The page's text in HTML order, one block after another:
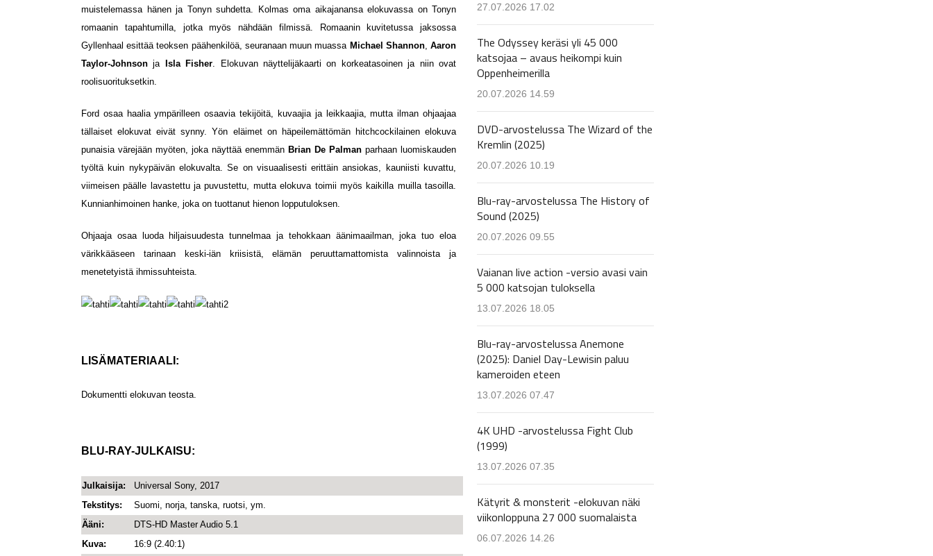
muistelemassa hänen ja Tonyn suhdetta. Kolmas oma aikajanansa elokuvassa on Tonyn
romaanin tapahtumilla, jotka myös nähdään filmissä. Romaanin kuvitetussa jaksossa
Gyllenhaal esittää teoksen päähenkilöä, seuranaan muun muassa Michael Shannon,Aaron
Taylor-Johnson ja Isla Fisher. Elokuvan näyttelijäkaarti on korkeatasoinen ja niin ovat
roolisuorituksetkin.
Ford osaa haalia ympärilleen osaavia tekijöitä, kuvaajia ja leikkaajia, mutta ilman ohjaajaa
tällaiset elokuvat eivät synny. Yön eläimet on häpeilemättömän hitchcockilainen elokuva
punaisia värejään myöten, joka näyttää enemmän Brian De Palman parhaan luomiskauden
työltä kuin nykypäivän elokuvalta. Se on visuaalisesti erittäin ansiokas, kauniisti kuvattu,
viimeisen päälle lavastettu ja puvustettu, mutta elokuva toimii myös kaikilla muilla tasoilla.
Kunnianhimoinen hanke, joka on tuottanut hienon lopputuloksen.
Ohjaaja osaa luoda hiljaisuudesta tunnelmaa ja tehokkaan äänimaailman, joka tuo eloa
värikkääseen tarinaan keski-iän kriisistä, elämän peruuttamattomista valinnoista ja
menetetyistä ihmissuhteista.
LISÄMATERIAALI:
Dokumentti elokuvan teosta.
BLU-RAY-JULKAISU:
Julkaisija:
Universal Sony, 2017
Tekstitys:
Suomi, norja, tanska, ruotsi, ym.
Ääni:
DTS-HD Master Audio 5.1
Kuva:
16:9 (2.40:1)
27.07.2026 17.02
The Odyssey keräsi yli 45 000
katsojaa – avaus heikompi kuin
Oppenheimerilla
20.07.2026 14.59
DVD-arvostelussa The Wizard of the
Kremlin (2025)
20.07.2026 10.19
Blu-ray-arvostelussa The History of
Sound (2025)
20.07.2026 09.55
Vaianan live action -versio avasi vain
5 000 katsojan tuloksella
13.07.2026 18.05
Blu-ray-arvostelussa Anemone
(2025): Daniel Day-Lewisin paluu
kameroiden eteen
13.07.2026 07.47
4K UHD -arvostelussa Fight Club
(1999)
13.07.2026 07.35
Kätyrit & monsterit -elokuvan näki
viikonloppuna 27 000 suomalaista
06.07.2026 14.26